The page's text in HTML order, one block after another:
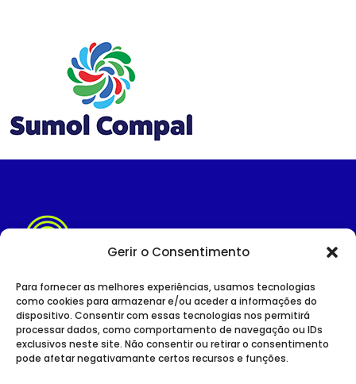
Gerir o Consentimento
Para fornecer as melhores experiências, usamos tecnologias
como cookies para armazenar e/ou aceder a informações do
dispositivo. Consentir com essas tecnologias nos permitirá
processar dados, como comportamento de navegação ou IDs
exclusivos neste site. Não consentir ou retirar o consentimento
pode afetar negativamante certos recursos e funções.
SITE INSTITUCIONAL
POLÍTICA DE PRIVACIDADE